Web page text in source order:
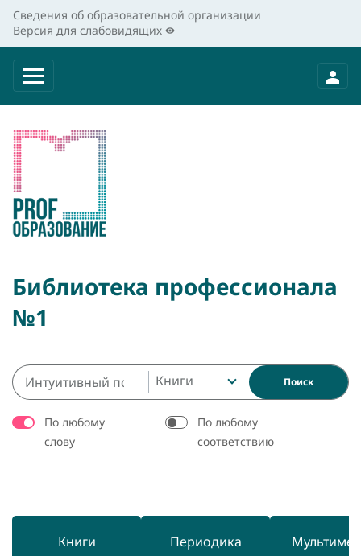
Сведения об образовательной организации
Версия для слабовидящих
Библиотека профессионала
№1
Книги Поиск
По любому
слову
По любому
соответствию
Книги Периодика